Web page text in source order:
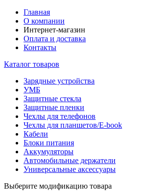
Главная
О компании
Интернет-магазин
Оплата и доставка
Контакты
Каталог товаров
Зарядные устройства
УМБ
Защитные стекла
Защитные пленки
Чехлы для телефонов
Чехлы для планшетов/E-book
Кабели
Блоки питания
Аккумуляторы
Автомобильные держатели
Универсальные аксессуары
Выберите модификацию товара